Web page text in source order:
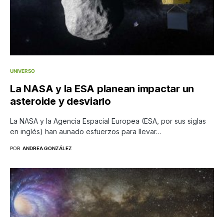
UNIVERSO
La NASA y la ESA planean impactar un
asteroide y desviarlo
La NASA y la Agencia Espacial Europea (ESA, por sus siglas
en inglés) han aunado esfuerzos para llevar…
POR ANDREA GONZÁLEZ